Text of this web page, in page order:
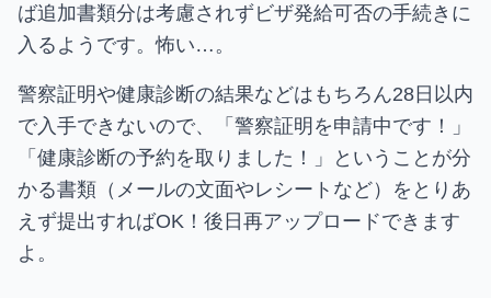
ば追加書類分は考慮されずビザ発給可否の手続きに
入るようです。怖い…。
警察証明や健康診断の結果などはもちろん28日以内
で入手できないので、「警察証明を申請中です！」
「健康診断の予約を取りました！」ということが分
かる書類（メールの文面やレシートなど）をとりあ
えず提出すればOK！後日再アップロードできます
よ。